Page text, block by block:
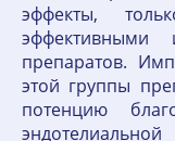
эффекты,
препаратов.
этой группы
потенцию